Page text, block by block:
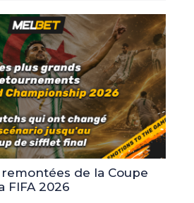
de la Coupe
FIFA 2026